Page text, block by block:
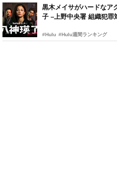
黒木メイサがハードなア
子 –上野中央署 組織犯罪
#Hulu #Hulu週間ランキング